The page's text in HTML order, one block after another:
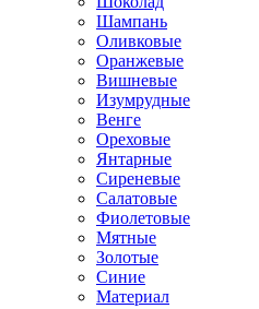
Шампань
Оливковые
Оранжевые
Вишневые
Изумрудные
Венге
Ореховые
Янтарные
Сиреневые
Салатовые
Фиолетовые
Мятные
Золотые
Синие
Материал